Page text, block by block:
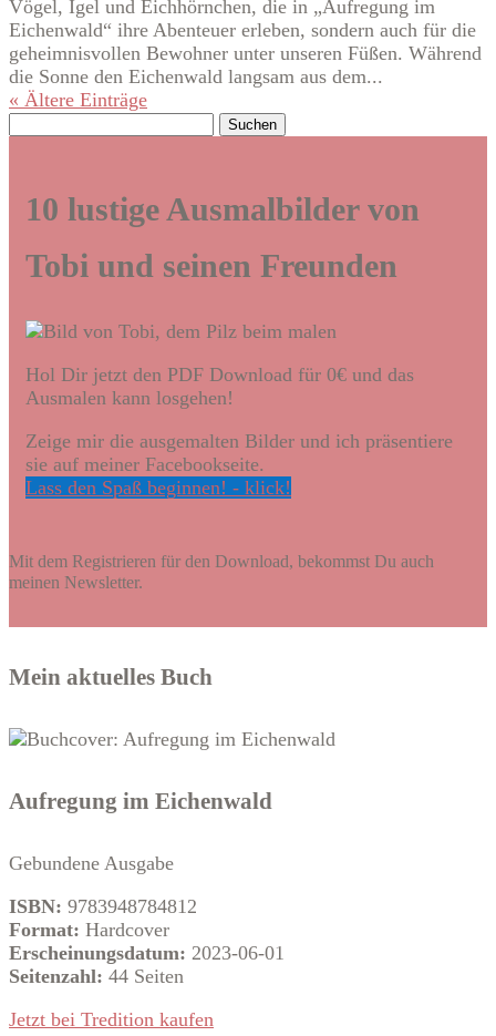
Vögel, Igel und Eichhörnchen, die in „Aufregung im
Eichenwald“ ihre Abenteuer erleben, sondern auch für die
geheimnisvollen Bewohner unter unseren Füßen. Während
die Sonne den Eichenwald langsam aus dem...
« Ältere Einträge
Suchen
10 lustige Ausmalbilder von
Tobi und seinen Freunden
Hol Dir jetzt den PDF Download für 0€ und das
Ausmalen kann losgehen!
Zeige mir die ausgemalten Bilder und ich präsentiere
sie auf meiner Facebookseite.
Lass den Spaß beginnen! - klick!
Mit dem Registrieren für den Download, bekommst Du auch
meinen Newsletter.
Mein aktuelles Buch
Aufregung im Eichenwald
Gebundene Ausgabe
ISBN: 9783948784812
Format: Hardcover
Erscheinungsdatum: 2023-06-01
Seitenzahl: 44 Seiten
Jetzt bei Tredition kaufen